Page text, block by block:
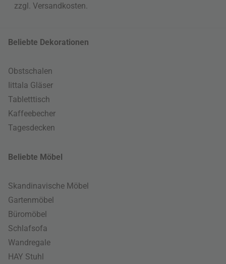
zzgl. Versandkosten
Beliebte Dekorationen
Obstschalen
Iittala Gläser
Tabletttisch
Kaffeebecher
Tagesdecken
Beliebte Möbel
Skandinavische Möbel
Gartenmöbel
Büromöbel
Schlafsofa
Wandregale
HAY Stuhl